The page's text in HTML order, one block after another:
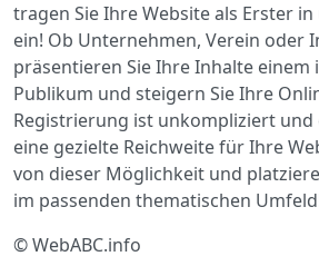
tragen Sie Ihre Website als Erster
ein! Ob Unternehmen, Verein oder
präsentieren Sie Ihre Inhalte einem
Publikum und steigern Sie Ihre
Registrierung ist unkompliziert
eine gezielte Reichweite für Ihre
von dieser Möglichkeit und
im passenden thematischen
© WebABC.info